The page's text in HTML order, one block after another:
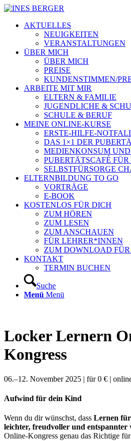
AKTUELLES
NEUIGKEITEN
VERANSTALTUNGEN
ÜBER MICH
ÜBER MICH
PREISE
KUNDENSTIMMEN/
ARBEITE MIT MIR
ELTERN & FAMILIE
JUGENDLICHE &
SCHULE & BERUF
MEINE ONLINE-KURSE
ERSTE-HILFE-
DAS 1×1 DER
MEDIENKONSUM
PUBERTÄTSCAFÉ FÜR
SELBSTFÜRSORGE
ELTERNBILDUNG TO GO
VORTRÄGE
E-BOOK
KOSTENLOS FÜR DICH
ZUM HÖREN
ZUM LESEN
ZUM ANSCHAUEN
FÜR LEHRER*INNEN
ZUM DOWNLOAD
KONTAKT
TERMIN BUCHEN
Suche
Menü Menü
Locker Lernern
Kongress
06.–12. November 2025 | für 0 € |
Aufwind für dein Kind
Wenn du dir wünschst, dass Lernen
leichter, freudvoller und entspannter
Online-Kongress genau das Richtige